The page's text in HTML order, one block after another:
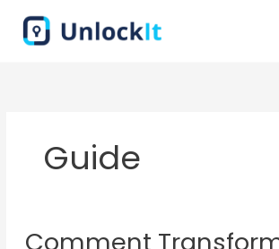
contenu
Guide
Transformer